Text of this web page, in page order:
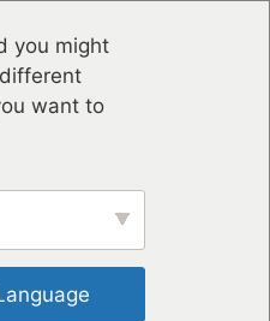
you might
want to